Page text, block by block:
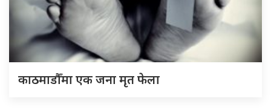
काठमाडौँमा एक जना मृत फेला